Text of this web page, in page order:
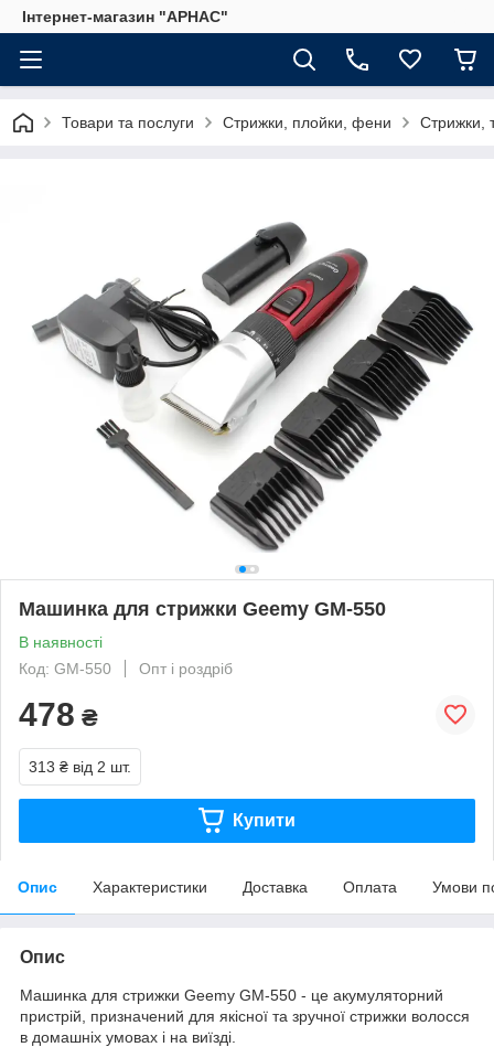
Інтернет-магазин "АРНАС"
Товари та послуги Стрижки, плойки, фени Стрижки,
Машинка для стрижки Geemy GM-550
В наявності
Код: GM-550
Опт і роздріб
478 ₴
313 ₴ від 2 шт.
Купити
Опис Характеристики Доставка Оплата Умови
Опис
Машинка для стрижки Geemy GM-550 - це акумуляторний
пристрій, призначений для якісної та зручної стрижки волосся
в домашніх умовах і на виїзді.